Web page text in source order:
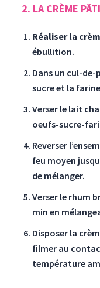
2. LA CRÈME
Réaliser la
ébullition.
Dans un cul-de-
sucre et la
Verser le lait
oeufs-sucre-
Reverser
feu moyen
de mélanger.
Verser le rhum
min en
Disposer la
filmer au
température